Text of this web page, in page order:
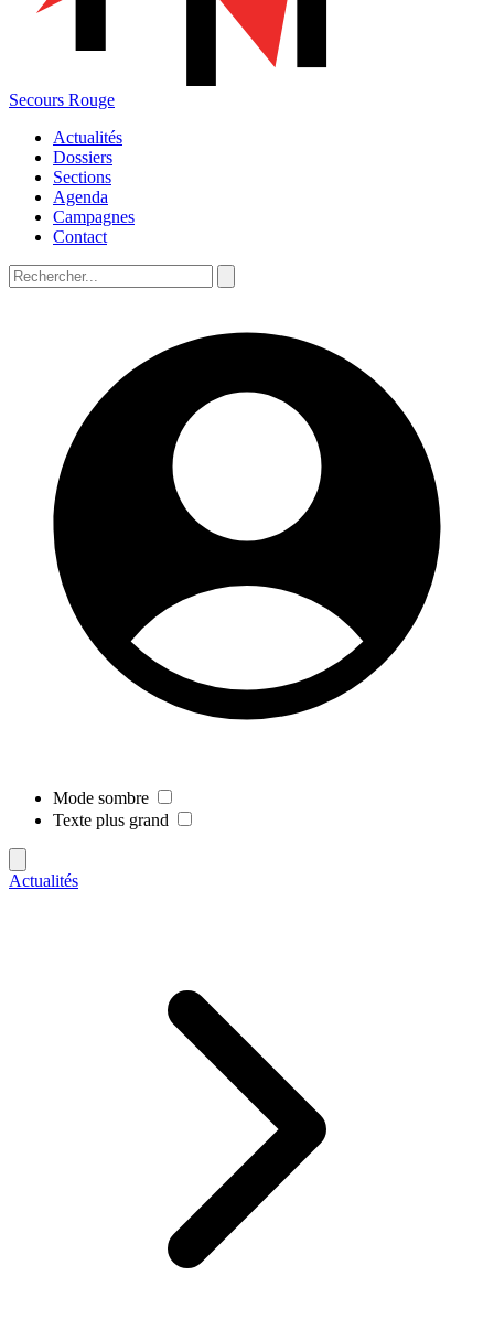
Secours Rouge
Actualités
Dossiers
Sections
Agenda
Campagnes
Contact
Mode sombre
Texte plus grand
Actualités